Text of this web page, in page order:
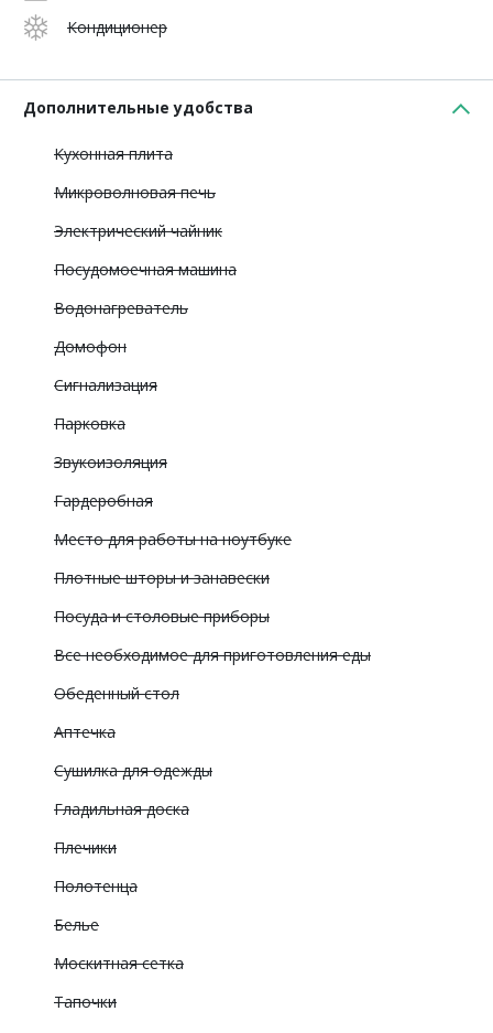
Кондиционер
Дополнительные удобства
Кухонная плита
Микроволновая печь
Электрический чайник
Посудомоечная машина
Водонагреватель
Домофон
Сигнализация
Парковка
Звукоизоляция
Гардеробная
Место для работы на ноутбуке
Плотные шторы и занавески
Посуда и столовые приборы
Все необходимое для приготовления еды
Обеденный стол
Аптечка
Сушилка для одежды
Гладильная доска
Плечики
Полотенца
Белье
Москитная сетка
Тапочки